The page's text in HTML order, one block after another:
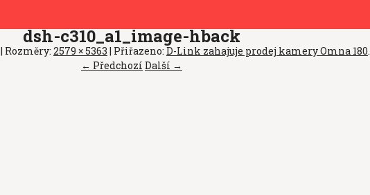
dsh-c310_a1_image-hback
| Rozměry: 2579 × 5363 | Přiřazeno: D-Link zahajuje prodej kamery Omna 180.
← Předchozí Další →